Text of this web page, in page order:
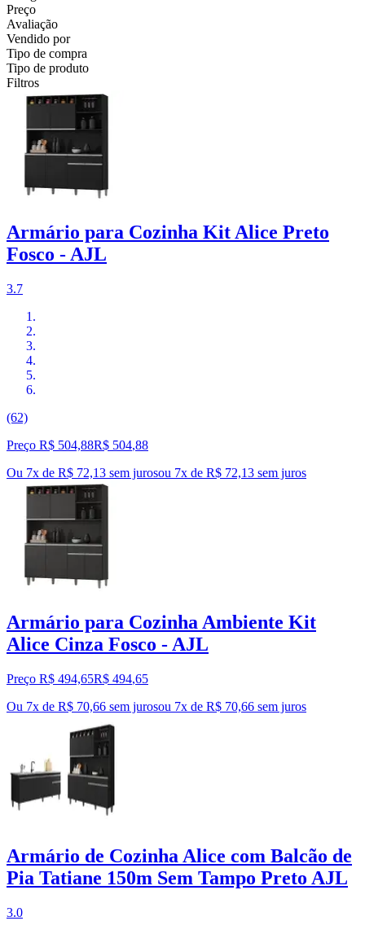
Preço
Avaliação
Vendido por
Tipo de compra
Tipo de produto
Filtros
Armário para Cozinha Kit Alice Preto
Fosco - AJL
3.7
(62)
Preço R$ 504,88R$ 504,88
Ou 7x de R$ 72,13 sem jurosou 7x de R$ 72,13 sem juros
Armário para Cozinha Ambiente Kit
Alice Cinza Fosco - AJL
Preço R$ 494,65R$ 494,65
Ou 7x de R$ 70,66 sem jurosou 7x de R$ 70,66 sem juros
Armário de Cozinha Alice com Balcão de
Pia Tatiane 150m Sem Tampo Preto AJL
3.0